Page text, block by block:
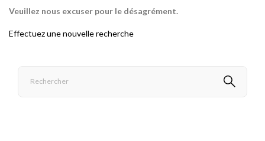
Veuillez nous excuser pour le désagrément.
Effectuez une nouvelle recherche